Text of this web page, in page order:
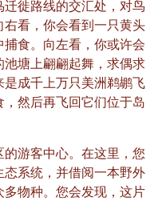
徙路线的交汇处，对鸟
看，你会看到一只黄头
食。向左看，你或许会
塘上翩翩起舞，求偶求
成千上万只美洲鹈鹕飞
然后再飞回它们位于岛
游客中心。在这里，您
态系统，并借阅一本野外
物种。您会发现，这片